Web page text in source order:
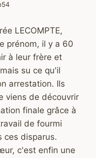
LECOMPTE,
prénom, il y a 60
à leur frère et
su ce qu'il
arrestation. Ils
viens de découvrir
finale grâce à
de fourmi
ces disparus.
c'est enfin une